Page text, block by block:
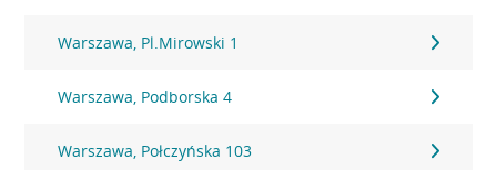
Warszawa, Pl.Mirowski 1
Warszawa, Podborska 4
Warszawa, Połczyńska 103